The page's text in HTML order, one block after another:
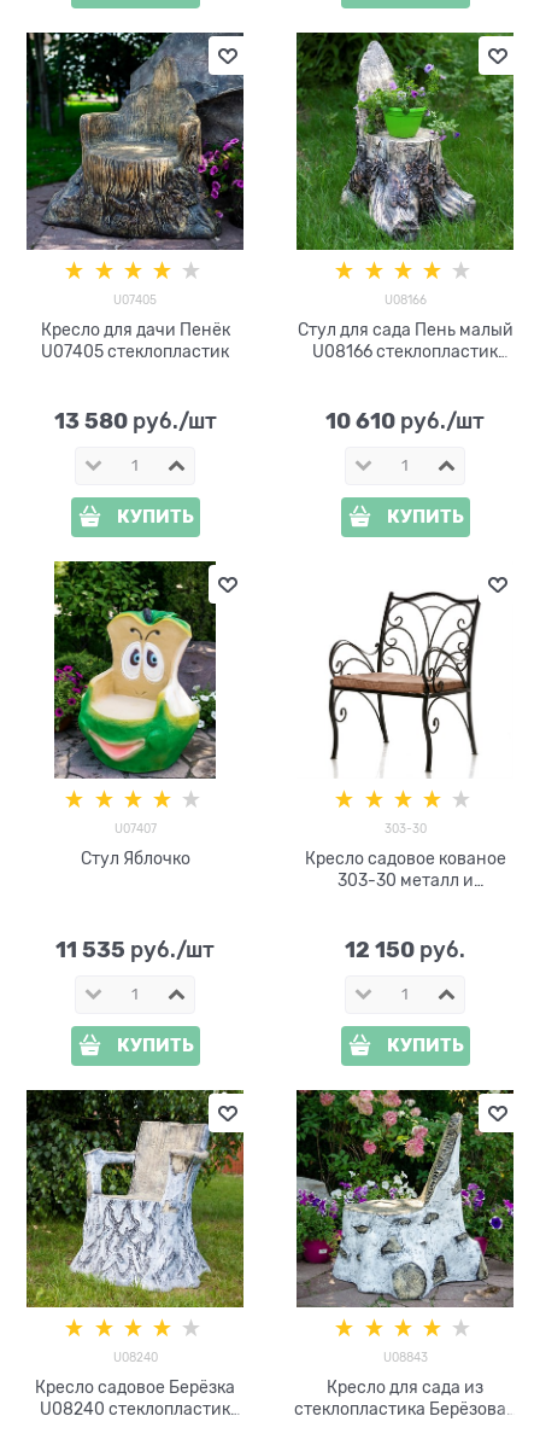
U07405
Кресло для дачи Пенёк
U07405 стеклопластик
13 580 руб./шт
КУПИТЬ
U08166
Стул для сада Пень малый
U08166 стеклопластик
10 610 руб./шт
КУПИТЬ
U07407
Стул Яблочко
11 535 руб./шт
КУПИТЬ
303-30
Кресло садовое кованое
303-30 металл и
12 150 руб.
КУПИТЬ
U08240
Кресло садовое Берёзка
U08240 стеклопластик
U08843
Кресло для сада из
стеклопластика Берёзовая